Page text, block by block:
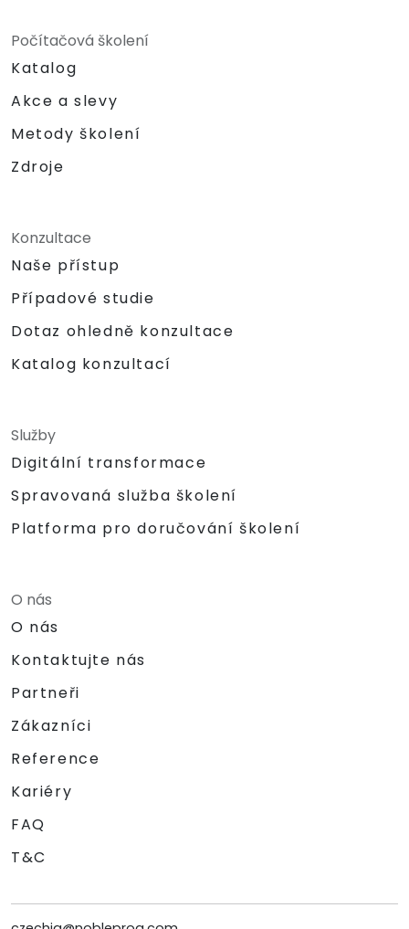
Počítačová školení
Katalog
Akce a slevy
Metody školení
Zdroje
Konzultace
Naše přístup
Případové studie
Dotaz ohledně konzultace
Katalog konzultací
Služby
Digitální transformace
Spravovaná služba školení
Platforma pro doručování školení
O nás
O nás
Kontaktujte nás
Partneři
Zákazníci
Reference
Kariéry
FAQ
T&C